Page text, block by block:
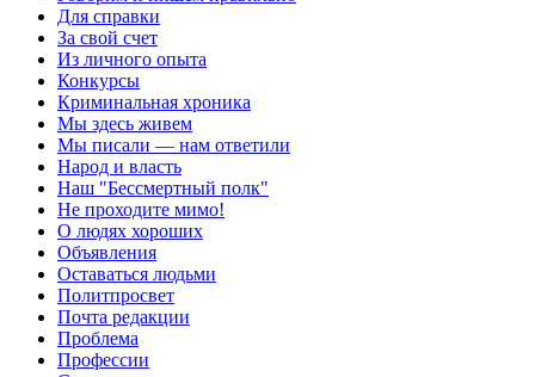
Для справки
За свой счет
Из личного опыта
Конкурсы
Криминальная хроника
Мы здесь живем
Мы писали — нам ответили
Народ и власть
Наш "Бессмертный полк"
Не проходите мимо!
О людях хороших
Объявления
Оставаться людьми
Политпросвет
Почта редакции
Проблема
Профессии